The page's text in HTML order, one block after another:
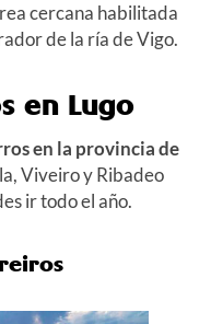
cercana habilitada
de la ría de Vigo.
en Lugo
en la provincia de
Viveiro y Ribadeo
ir todo el año.